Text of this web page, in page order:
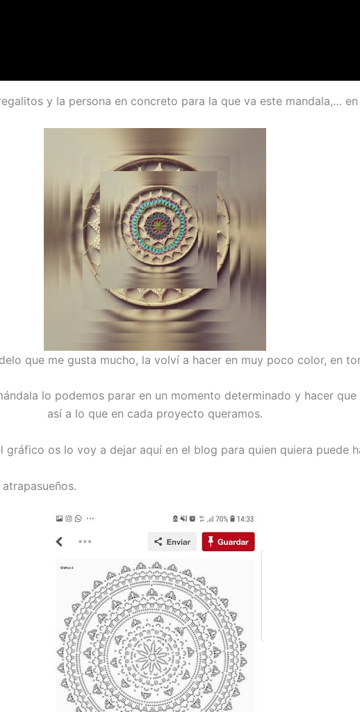
y la persona en concreto para la que va este mandala,…
que me gusta mucho, la volví a hacer en muy poco color, en
lo podemos parar en un momento determinado y hacer
así a lo que en cada proyecto queramos.
os lo voy a dejar aquí en el blog para quien quiera puede